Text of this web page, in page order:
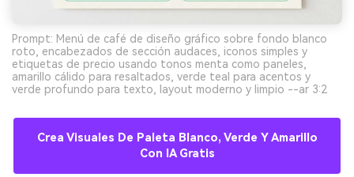
Prompt: Menú de café de diseño gráfico sobre fondo blanco
roto, encabezados de sección audaces, iconos simples y
etiquetas de precio usando tonos menta como paneles,
amarillo cálido para resaltados, verde teal para acentos y
verde profundo para texto, layout moderno y limpio --ar 3:2
Crea Visuales De Paleta Blanco, Verde Y Amarillo
Con IA Gratis